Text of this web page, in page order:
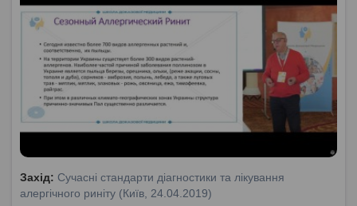
Захід: Сучасні стандарти діагностики та лікування
алергічного риніту (Київ, 24.04.2019)